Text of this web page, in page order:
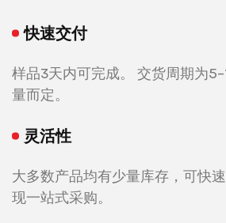
快速交付
样品3天内可完成。 交货周期为
量而定。
灵活性
大多数产品均有少量库存，可快
现一站式采购。